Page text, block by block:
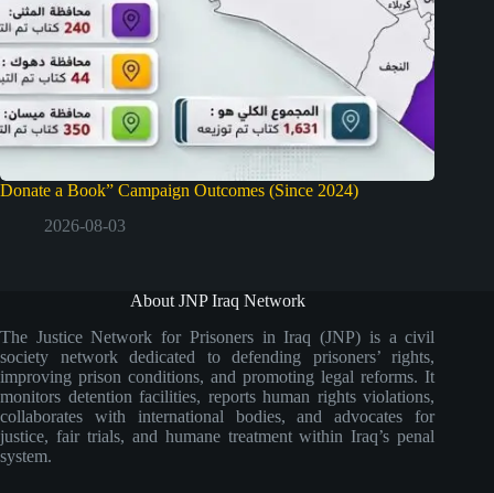
Donate a Book” Campaign Outcomes (Since 2024)
2026-08-03
About JNP Iraq Network
The Justice Network for Prisoners in Iraq (JNP) is a civil
society network dedicated to defending prisoners’ rights,
improving prison conditions, and promoting legal reforms. It
monitors detention facilities, reports human rights violations,
collaborates with international bodies, and advocates for
justice, fair trials, and humane treatment within Iraq’s penal
system.